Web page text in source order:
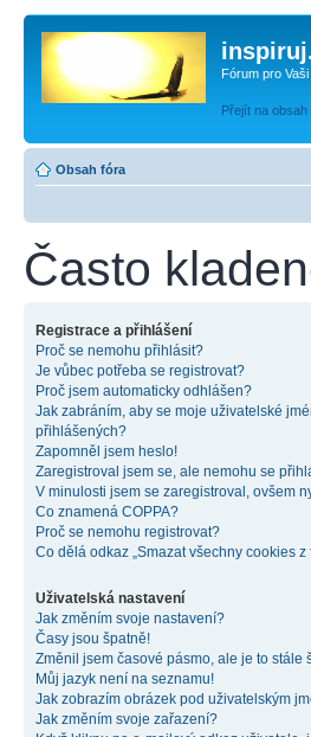
Fórum pro
Přejít na obsah
Obsah fóra
Často
Registrace a přihlášení
Proč se nemohu přihlásit?
Je vůbec potřeba se registrovat?
Proč jsem automaticky odhlášen?
Jak zabráním, aby se moje uživatelské
přihlášených?
Zapomněl jsem heslo!
Zaregistroval jsem se, ale nemohu se
V minulosti jsem se zaregistroval, ovšem
Co znamená COPPA?
Proč se nemohu registrovat?
Co dělá odkaz „Smazat všechny cookies z
Uživatelská nastavení
Jak změním svoje nastavení?
Časy jsou špatně!
Změnil jsem časové pásmo, ale je to stále
Můj jazyk není na seznamu!
Jak zobrazím obrázek pod uživatelským
Jak změním svoje zařazení?